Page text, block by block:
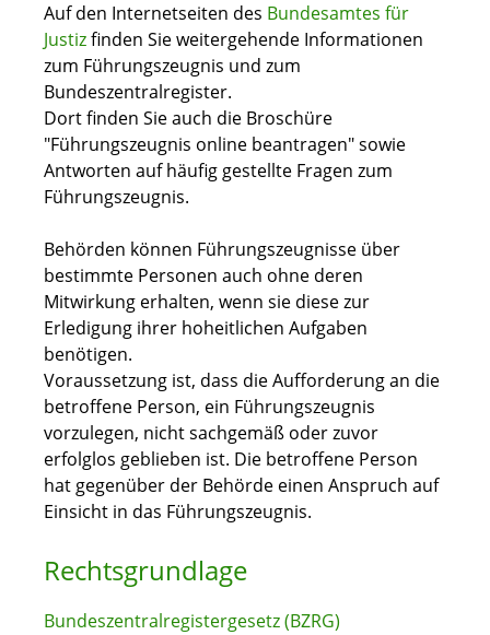
Auf den Internetseiten des Bundesamtes für
Justizfinden Sie weitergehende Informationen
zum Führungszeugnis und zum
Bundeszentralregister.
Dort finden Sie auch die Broschüre
"Führungszeugnis online beantragen" sowie
Antworten auf häufig gestellte Fragen zum
Führungszeugnis.
Behörden können Führungszeugnisse über
bestimmte Personen auch ohne deren
Mitwirkung erhalten, wenn sie diese zur
Erledigung ihrer hoheitlichen Aufgaben
benötigen.
Voraussetzung ist, dass die Aufforderung an die
betroffene Person, ein Führungszeugnis
vorzulegen, nicht sachgemäß oder zuvor
erfolglos geblieben ist. Die betroffene Person
hat gegenüber der Behörde einen Anspruch auf
Einsicht in das Führungszeugnis.
Rechtsgrundlage
Bundeszentralregistergesetz (BZRG)